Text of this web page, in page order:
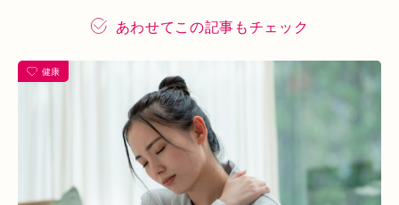
あい通信 骨盤
膝 矯正 むくみ
対応できる症状 上本町 土・祝営業
ストレス 背骨 腱鞘炎 腕
あわせてこの記事もチェック
健康